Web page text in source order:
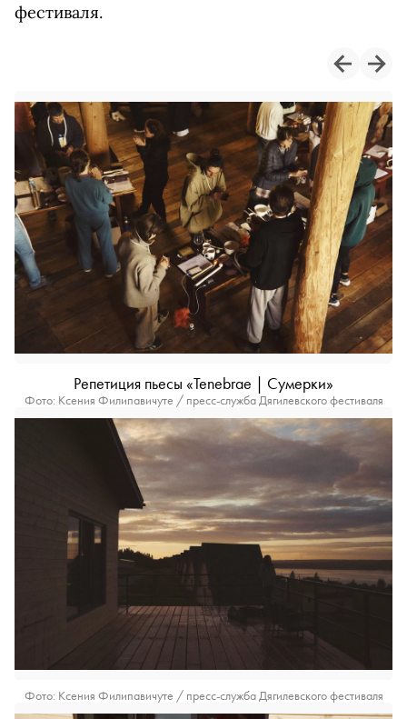
фестиваля.
Репетиция пьесы «Tenebrae | Сумерки»
Фото: Ксения Филипавичуте / пресс-служба Дягилевского фестиваля
Фото: Ксения Филипавичуте / пресс-служба Дягилевского фестиваля